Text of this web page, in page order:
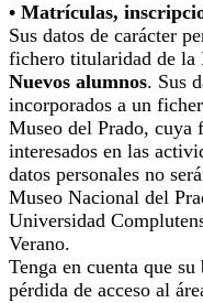
• Matrículas,
Sus datos de carácter
fichero titularidad de la
Nuevos alumnos. Sus
incorporados a un
Museo del Prado, cuya
interesados en las
datos personales no
Museo Nacional del
Universidad
Verano.
Tenga en cuenta que
pérdida de acceso al